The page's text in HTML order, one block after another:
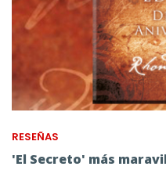
RESEÑAS
'El Secreto' más